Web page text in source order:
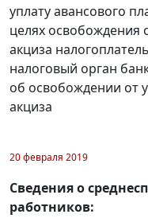
уплату авансового
целях освобождения
акциза
налоговый орган
об освобождении от
акциза
20 февраля 2019
Сведения о
работников: